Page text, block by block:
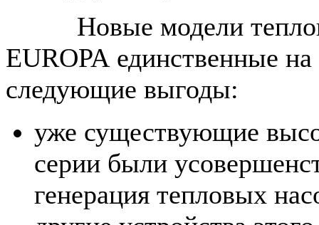
Новые модели
EUROPA единственные
следующие выгоды:
уже существующие
серии были
генерация тепловых